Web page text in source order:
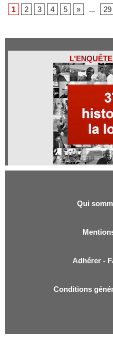
1
2 3 4 5 » ... 29
Qui
Adhérer -
Conditions